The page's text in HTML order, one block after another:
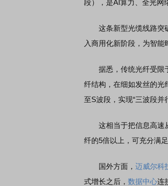
段），是AI算力、全光网
这条新型光缆线路突破
入商用化新阶段，为智能
据悉，传统光纤受限于
纤结构，在细如发丝的光
至S波段，实现“三波段并
这相当于把信息高速从
纤的5倍以上，可充分满
国外方面， 迈威尔科
式增长之后， 数据中心连